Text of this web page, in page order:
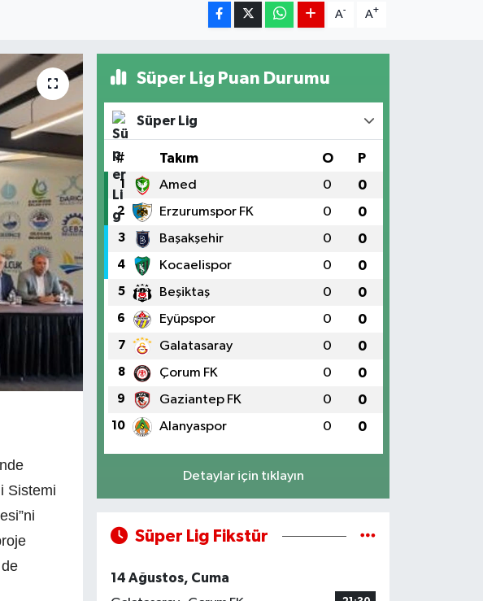
A- A+
Sistemi
Süper Lig Puan Durumu
Süper Lig
# Takım O P
1 Amed 0 0
2 Erzurumspor FK 0 0
3 Başakşehir 0 0
4 Kocaelispor 0 0
5 Beşiktaş 0 0
6 Eyüpspor 0 0
7 Galatasaray 0 0
8 Çorum FK 0 0
9 Gaziantep FK 0 0
10 Alanyaspor 0 0
Detaylar için tıklayın
Süper Lig Fikstür
14 Ağustos, Cuma